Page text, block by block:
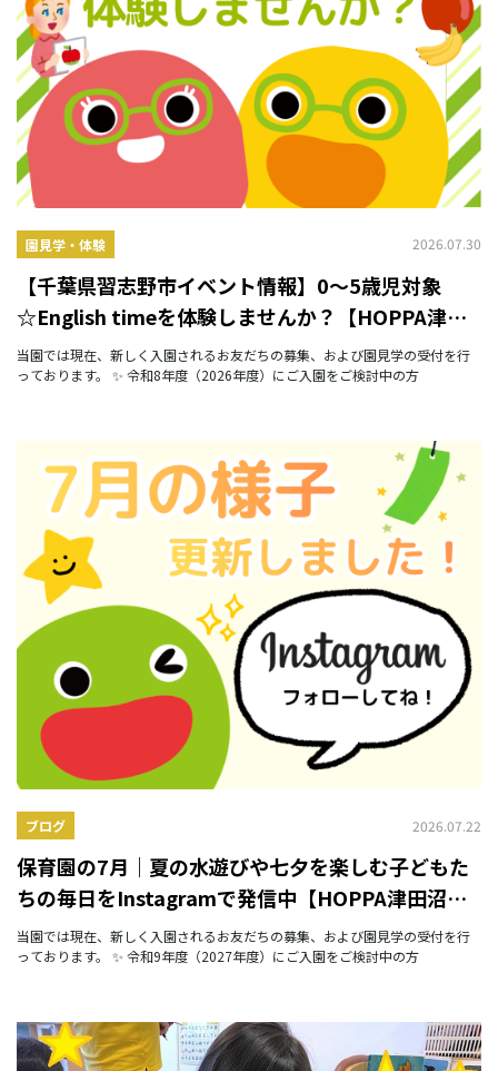
園見学・体験 2026.07.30
【千葉県習志野市イベント情報】0～5歳児対象
☆English timeを体験しませんか？【HOPPA津田
沼ザ・タワー】
当園では現在、新しく入園されるお友だちの募集、および園見学の受付を行
っております。 ✨ 令和8年度（2026年度）にご入園をご検討中の方
ブログ 2026.07.22
保育園の7月｜夏の水遊びや七夕を楽しむ子どもた
ちの毎日をInstagramで発信中【HOPPA津田沼
ザ・タワー】
当園では現在、新しく入園されるお友だちの募集、および園見学の受付を行
っております。 ✨ 令和9年度（2027年度）にご入園をご検討中の方